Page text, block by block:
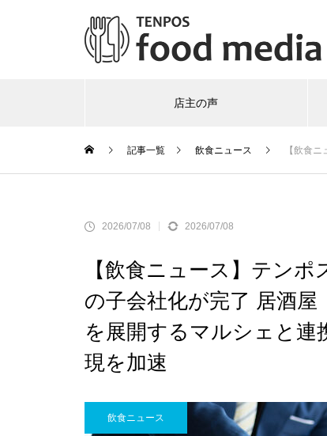
店主の声
記事一覧 飲食ニュース 【飲食ニ
2026/07/08 2026/07/08
【飲食ニュース】テン
の子会社化が完了 居酒
を展開するマルシェと連
現を加速
飲食ニュース